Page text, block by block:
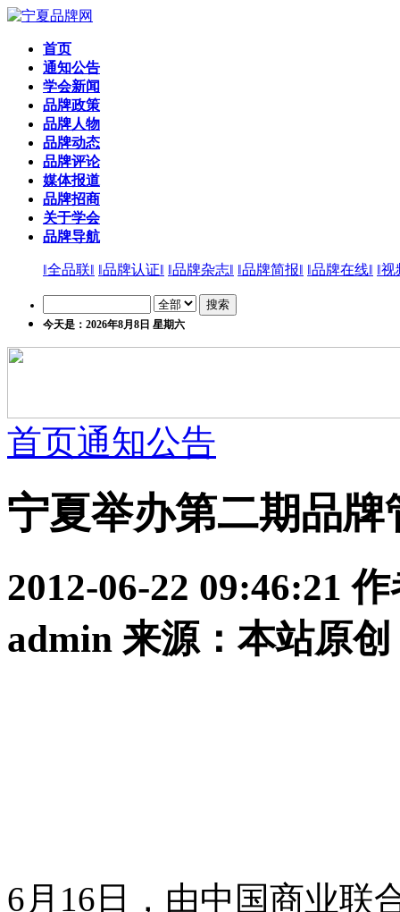
首页
通知公告
学会新闻
品牌政策
品牌人物
品牌动态
品牌评论
媒体报道
品牌招商
关于学会
品牌导航
‖全品联‖ ‖品牌认证‖ ‖品牌杂志‖ ‖品牌简报‖ ‖品牌在线‖ ‖
今天是：2026年8月8日 星期六
首页通知公告
宁夏举办第二期品
2012-06-22 09:46:21
admin 来源：本站原
6月16日，由中国商业联